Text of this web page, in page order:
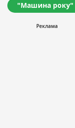
"Машина року"